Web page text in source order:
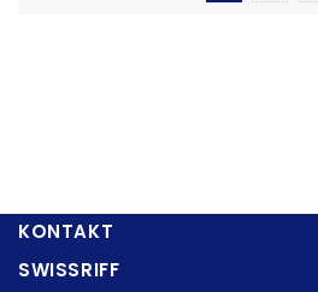
KONTAKT
SWISSRIFF